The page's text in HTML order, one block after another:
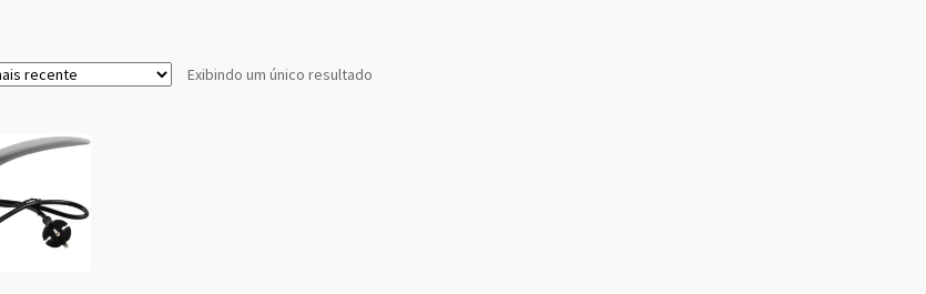
Exibindo um único resultado